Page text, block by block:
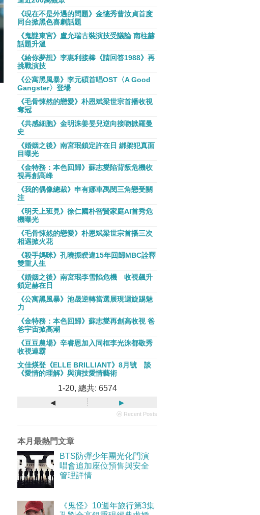
《現在不是外遇的問題》金憓秀曹汝貞首度
同台掀黑色喜劇話題
《鬼謎東宮》盧允瑞古裝演技受議論 南柱赫
話題升溫
《給你夢想》李惠利接棒《請回答1988》再
挑戰演技
《公寓黑風暴》李元碩首唱OST〈A Good
Gangster〉登場
《毛骨悚然的戀愛》朴恩斌梁世宗首播收視
奪冠
《共感細胞》金明洙姜旻兒逆向接吻掀羅曼
史
《婚姻之後》南宮珉鎖定許在日 綁架犯真面
目曝光
《金特務：本色回歸》蘇志燮陷背叛危機收
視再創高峰
《我的偶像總裁》申有娜車禹閔三角戀受關
注
《明天上班見》徐仁國朴智賢家庭AI首秀危
機曝光
《毛骨悚然的戀愛》朴恩斌梁世宗首播三次
相遇掀火花
《殺手媽咪》孔曉振睽違15年回歸MBC詮釋
雙重人生
《婚姻之後》南宮珉李雪陷危機 收視飆升
鎖定赫在日
《公寓黑風暴》池晟逆轉當選展現迴旋踢魅
力
《金特務：本色回歸》蘇志燮再創高收視 爸
爸宇宙掀高潮
《豆豆農場》辛睿恩加入同框李光洙都敬秀
收視連霸
文佳煐登《ELLE BRILLIANT》8月號 談
《愛情的理解》與演技愛情藝術
1-20, 總共: 6574
◂ ▸
ⓦ Recent Posts
本月最熱門文章
BTS防彈少年團光化門演
唱會追加座位預售與安全
管理詳情
《鬼怪》10週年旅行第3集